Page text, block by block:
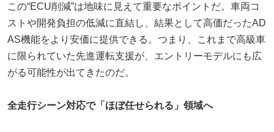
この“ECU削減”は地味に見えて重要なポイントだ。車両コ
ストや開発負担の低減に直結し、結果として高価だったAD
AS機能をより安価に提供できる。つまり、これまで高級車
に限られていた先進運転支援が、エントリーモデルにも広
がる可能性が出てきたのだ。
全走行シーン対応で「ほぼ任せられる」領域へ